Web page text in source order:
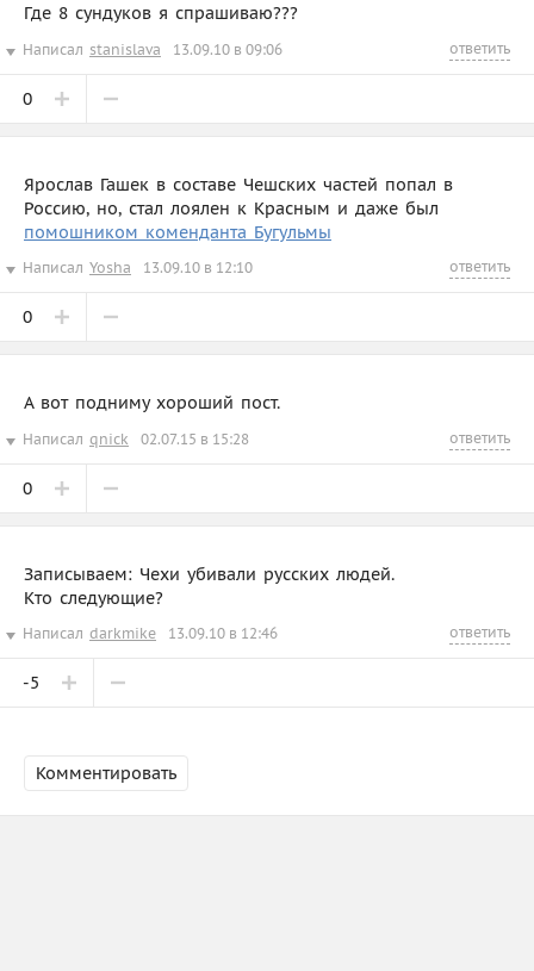
Где 8 сундуков я спрашиваю???
Написал stanislava 13.09.10 в 09:06 ответить
0
Ярослав Гашек в составе Чешских частей попал в
Россию, но, стал лоялен к Красным и даже был
помошником коменданта Бугульмы
Написал Yosha 13.09.10 в 12:10 ответить
0
А вот подниму хороший пост.
Написал qnick 02.07.15 в 15:28 ответить
0
Записываем: Чехи убивали русских людей.
Кто следующие?
Написал darkmike 13.09.10 в 12:46 ответить
-5
Комментировать